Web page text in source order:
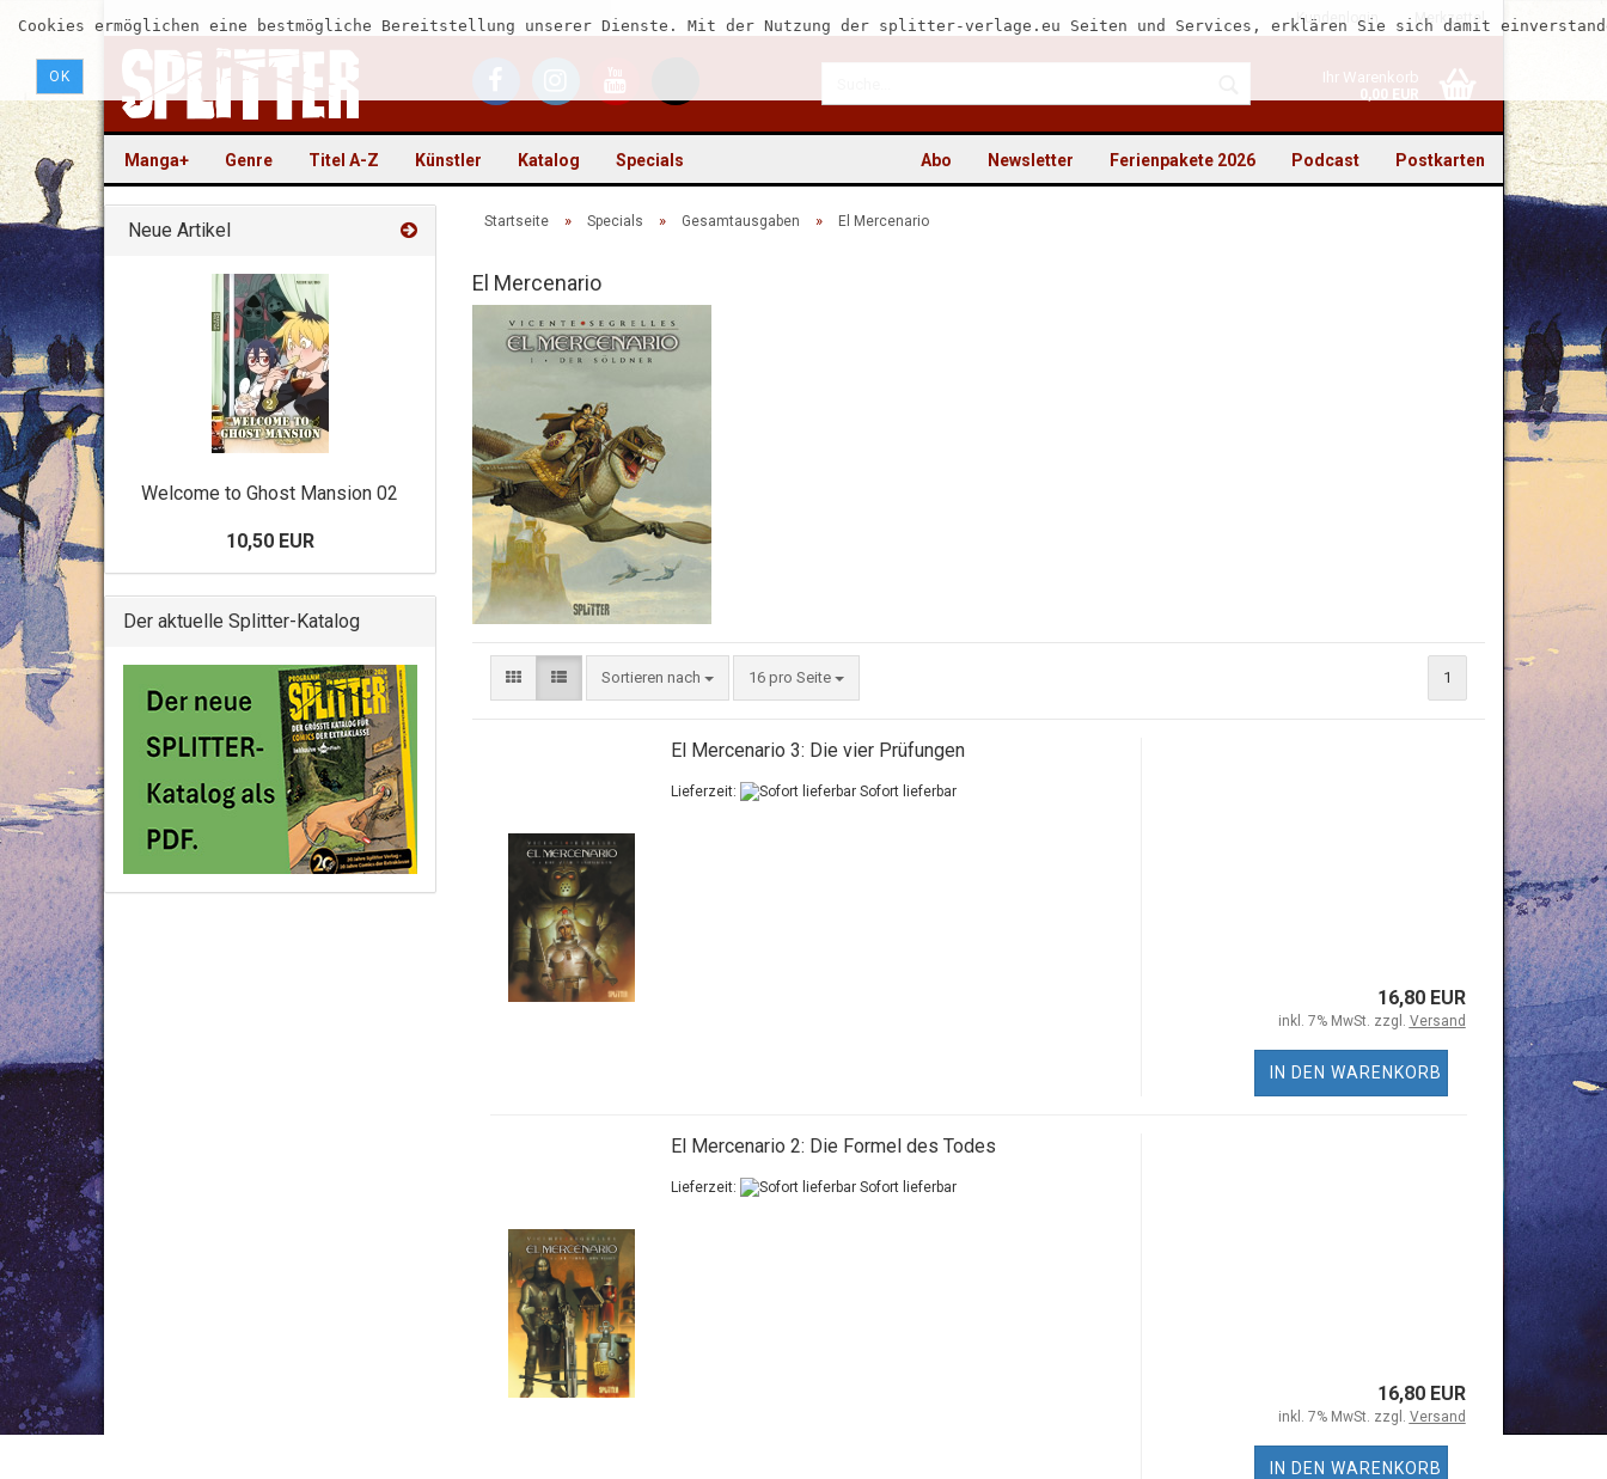
Kundenlogin Merkzettel
Ihr Warenkorb
0,00 EUR
Cookies ermöglichen eine bestmögliche Bereitstellung unserer Dienste. Mit der Nutzung der splitter-verlage.eu Seiten und Services, erklären Sie sich damit
OK
Manga+ Genre Titel A-Z Künstler Katalog Specials Postkarten
Podcast
Ferienpakete 2026
Newsletter
Abo
Startseite » Specials » Gesamtausgaben » El Mercenario
El Mercenario
Sortieren nach 16 pro Seite 1
El Mercenario 3: Die vier Prüfungen
Lieferzeit: Sofort lieferbar
16,80 EUR
inkl. 7% MwSt. zzgl. Versand
IN DEN WARENKORB
El Mercenario 2: Die Formel des Todes
Lieferzeit: Sofort lieferbar
16,80 EUR
inkl. 7% MwSt. zzgl. Versand
IN DEN WARENKORB
Neue Artikel
Welcome to Ghost Mansion 02
10,50 EUR
Der aktuelle Splitter-Katalog